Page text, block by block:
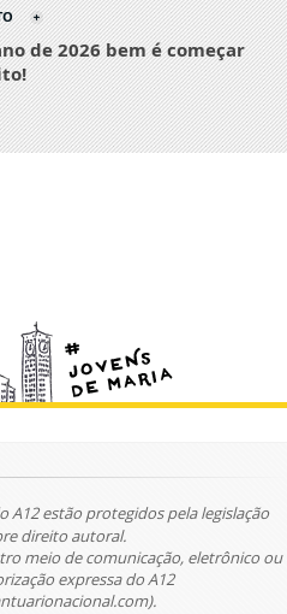
de 2026 bem é começar
A12 estão protegidos pela legislação
direito autoral.
meio de comunicação, eletrônico ou
expressa do A12